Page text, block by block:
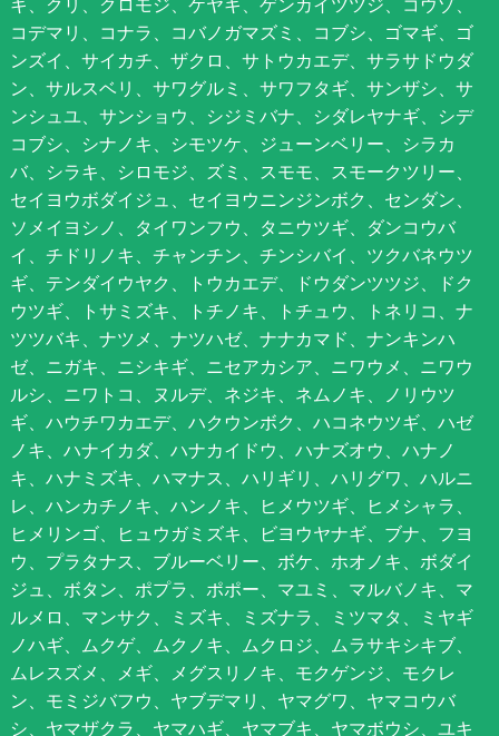
コデマリ、コナラ、コバノガマズミ、コブシ、ゴマギ、ゴ
ンズイ、サイカチ、ザクロ、サトウカエデ、サラサドウダ
ン、サルスベリ、サワグルミ、サワフタギ、サンザシ、サ
ンシュユ、サンショウ、シジミバナ、シダレヤナギ、シデ
コブシ、シナノキ、シモツケ、ジューンベリー、シラカ
バ、シラキ、シロモジ、ズミ、スモモ、スモークツリー、
セイヨウボダイジュ、セイヨウニンジンボク、センダン、
ソメイヨシノ、タイワンフウ、タニウツギ、ダンコウバ
イ、チドリノキ、チャンチン、チンシバイ、ツクバネウツ
ギ、テンダイウヤク、トウカエデ、ドウダンツツジ、ドク
ウツギ、トサミズキ、トチノキ、トチュウ、トネリコ、ナ
ツツバキ、ナツメ、ナツハゼ、ナナカマド、ナンキンハ
ゼ、ニガキ、ニシキギ、ニセアカシア、ニワウメ、ニワウ
ルシ、ニワトコ、ヌルデ、ネジキ、ネムノキ、ノリウツ
ギ、ハウチワカエデ、ハクウンボク、ハコネウツギ、ハゼ
ノキ、ハナイカダ、ハナカイドウ、ハナズオウ、ハナノ
キ、ハナミズキ、ハマナス、ハリギリ、ハリグワ、ハルニ
レ、ハンカチノキ、ハンノキ、ヒメウツギ、ヒメシャラ、
ヒメリンゴ、ヒュウガミズキ、ビヨウヤナギ、ブナ、フヨ
ウ、プラタナス、ブルーベリー、ボケ、ホオノキ、ボダイ
ジュ、ボタン、ポプラ、ポポー、マユミ、マルバノキ、マ
ルメロ、マンサク、ミズキ、ミズナラ、ミツマタ、ミヤギ
ノハギ、ムクゲ、ムクノキ、ムクロジ、ムラサキシキブ、
ムレスズメ、メギ、メグスリノキ、モクゲンジ、モクレ
ン、モミジバフウ、ヤブデマリ、ヤマグワ、ヤマコウバ
シ、ヤマザクラ、ヤマハギ、ヤマブキ、ヤマボウシ、ユキ